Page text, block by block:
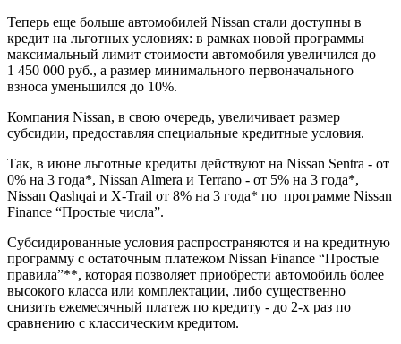
Теперь еще больше автомобилей Nissan стали доступны в
кредит на льготных условиях: в рамках новой программы
максимальный лимит стоимости автомобиля увеличился до
1 450 000 руб., а размер минимального первоначального
взноса уменьшился до 10%.
Компания Nissan, в свою очередь, увеличивает размер
субсидии, предоставляя специальные кредитные условия.
Так, в июне льготные кредиты действуют на Nissan Sentra - от
0% на 3 года*, Nissan Almera и Terrano - от 5% на 3 года*,
Nissan Qashqai и X-Trail от 8% на 3 года* по программе Nissan
Finance “Простые числа”.
Субсидированные условия распространяются и на кредитную
программу с остаточным платежом Nissan Finance “Простые
правила”**, которая позволяет приобрести автомобиль более
высокого класса или комплектации, либо существенно
снизить ежемесячный платеж по кредиту - до 2-х раз по
сравнению с классическим кредитом.